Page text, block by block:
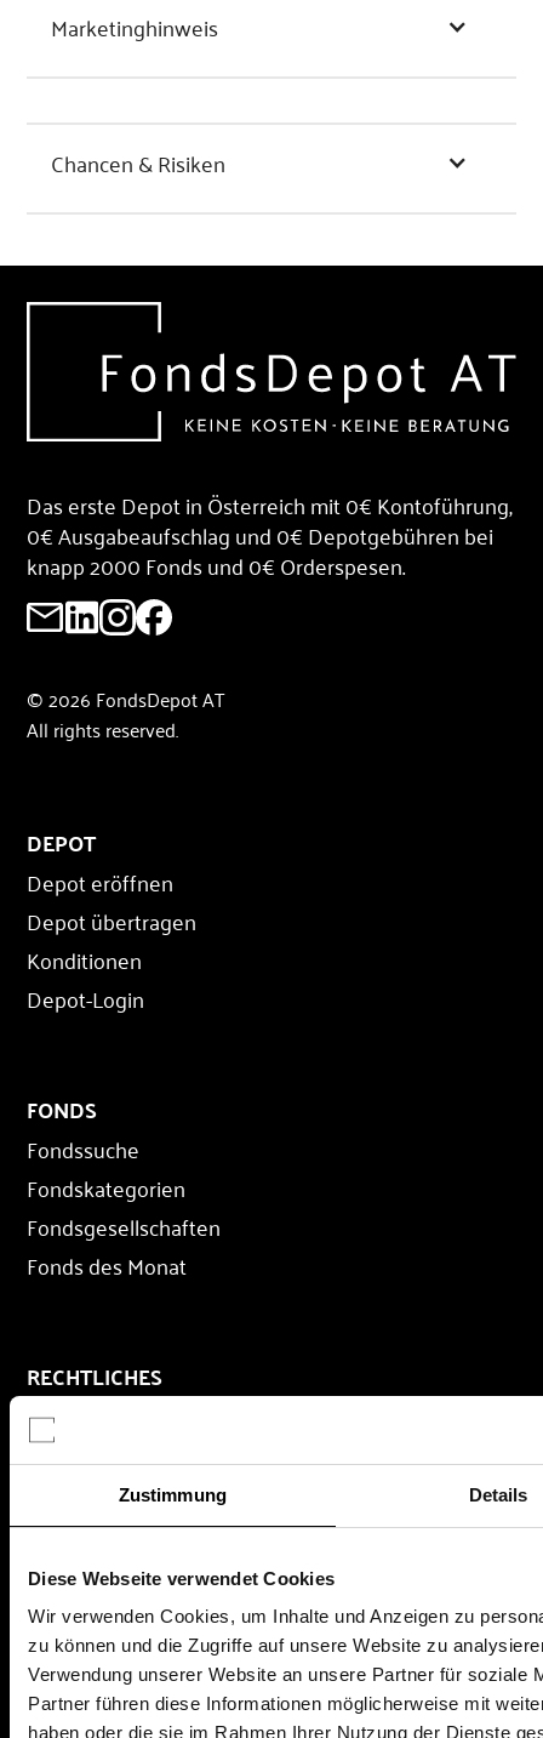
Zustimmung Details
Diese Webseite verwendet Cookies
Wir verwenden Cookies, um Inhalte und Anzeigen zu
zu können und die Zugriffe auf unsere Website zu
Verwendung unserer Website an unsere Partner für soziale
Partner führen diese Informationen möglicherweise mit
haben oder die sie im Rahmen Ihrer Nutzung der Dienste
Marketinghinweis
Chancen & Risiken
Das erste Depot in Österreich mit 0€ Kontoführung,
0€ Ausgabeaufschlag und 0€ Depotgebühren bei
knapp 2000 Fonds und 0€ Orderspesen.
© 2026 FondsDepot AT
All rights reserved.
DEPOT
Depot eröffnen
Depot übertragen
Konditionen
Depot-Login
FONDS
Fondssuche
Fondskategorien
Fondsgesellschaften
Fonds des Monat
RECHTLICHES
Impressum
Datenschutz
Nutzungsbedingungen
AKTUELLES & WISSEN
Finanzwissen
Ratgeber